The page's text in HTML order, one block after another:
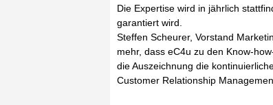
Die Expertise wird in jährlich
garantiert wird.
Steffen Scheurer, Vorstand
mehr, dass eC4u zu den Know-
die Auszeichnung die
Customer Relationship